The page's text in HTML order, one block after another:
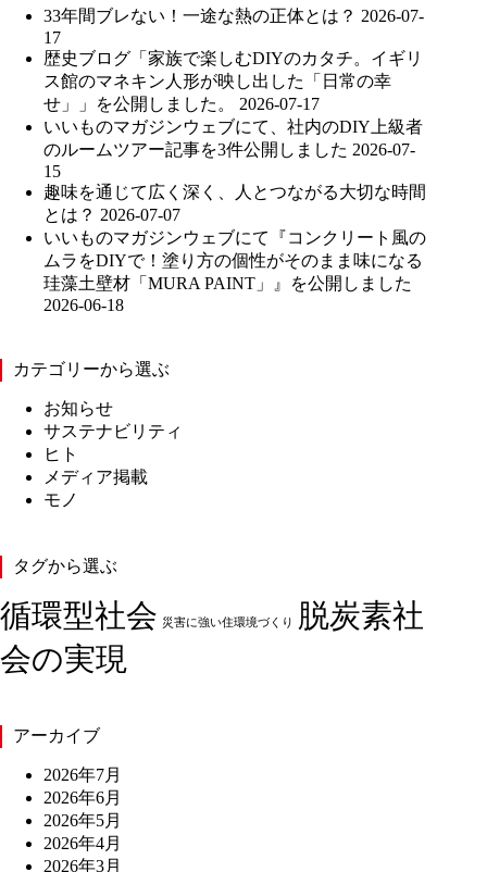
33年間ブレない！一途な熱の正体とは？ 2026-07-
17
歴史ブログ「家族で楽しむDIYのカタチ。イギリ
ス館のマネキン人形が映し出した「日常の幸
せ」」を公開しました。
2026-07-17
いいものマガジンウェブにて、社内のDIY上級者
のルームツアー記事を3件公開しました 2026-07-
15
趣味を通じて広く深く、人とつながる大切な時間
とは？ 2026-07-07
いいものマガジンウェブにて『コンクリート風の
ムラをDIYで！塗り方の個性がそのまま味になる
珪藻土壁材「MURA PAINT」』を公開しました
2026-06-18
カテゴリーから選ぶ
お知らせ
サステナビリティ
ヒト
メディア掲載
モノ
タグから選ぶ
循環型社会 災害に強い住環境づくり
脱炭素社
会の実現
アーカイブ
2026年7月
2026年6月
2026年5月
2026年4月
2026年3月